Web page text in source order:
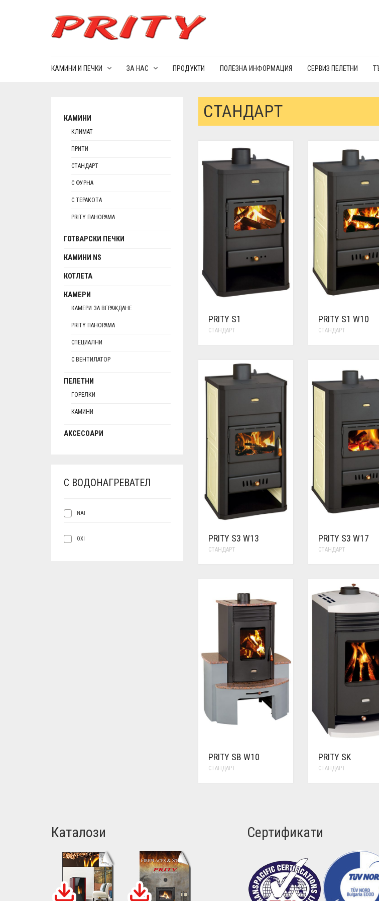
КАМИНИ И ПЕЧКИ ЗА НАС ПРОДУКТИ ПОЛЕЗНА ИНФОРМАЦИЯ СЕРВИЗ ПЕЛЕТНИ
СТАНДАРТ
PRITY S1
СТАНДАРТ
PRITY S1 W10
СТАНДАРТ
PRITY S3 W13
СТАНДАРТ
PRITY S3 W17
СТАНДАРТ
PRITY SB W10
СТАНДАРТ
PRITY SK
СТАНДАРТ
КАМИНИ
КЛИМАТ
ПРИТИ
СТАНДАРТ
С ФУРНА
С ТЕРАКОТА
PRITY ПАНОРАМА
ГОТВАРСКИ ПЕЧКИ
КАМИНИ NS
КОТЛЕТА
КАМЕРИ
КАМЕРИ ЗА ВГРАЖДАНЕ
PRITY ПАНОРАМА
СПЕЦИАЛНИ
С ВЕНТИЛАТОР
ПЕЛЕТНИ
ГОРЕЛКИ
КАМИНИ
АКСЕСОАРИ
С ВОДОНАГРЕВАТЕЛ
ΝΑΙ
ΌΧΙ
Каталози Сертификати